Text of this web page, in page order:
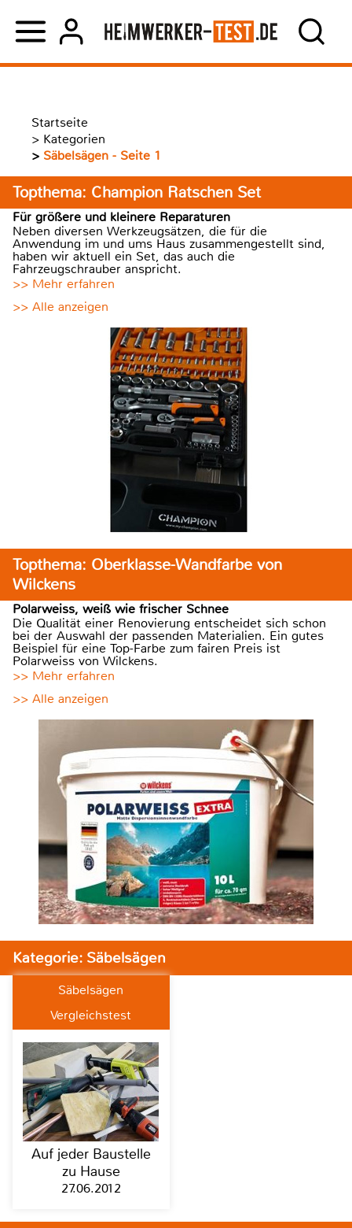
Startseite
> Kategorien
> Säbelsägen - Seite 1
Topthema: Champion Ratschen Set
Für größere und kleinere Reparaturen
Neben diversen Werkzeugsätzen, die für die
Anwendung im und ums Haus zusammengestellt sind,
haben wir aktuell ein Set, das auch die
Fahrzeugschrauber anspricht.
>> Mehr erfahren
>> Alle anzeigen
Topthema: Oberklasse-Wandfarbe von
Wilckens
Polarweiss, weiß wie frischer Schnee
Die Qualität einer Renovierung entscheidet sich schon
bei der Auswahl der passenden Materialien. Ein gutes
Beispiel für eine Top-Farbe zum fairen Preis ist
Polarweiss von Wilckens.
>> Mehr erfahren
>> Alle anzeigen
Kategorie: Säbelsägen
Säbelsägen
Vergleichstest
Auf jeder Baustelle
zu Hause
27.06.2012